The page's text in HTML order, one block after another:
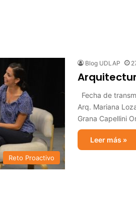
Reto Proactivo
Blog UDLAP
Fecha de
Arq. Mariana
Grana Capellini
Leer más »